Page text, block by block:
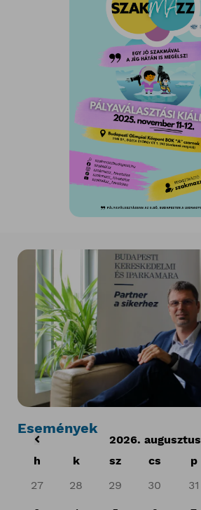
Események
2026. augusztus
h
k sz cs p
27
28 29 30 31